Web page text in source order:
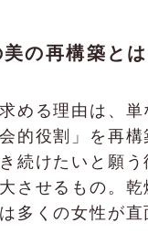
の再構築とは
める理由は、
的役割」を再
続けたいと願
させるもの。
多くの女性が直